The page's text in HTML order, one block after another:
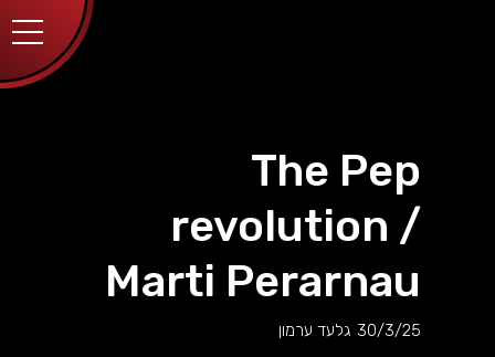
The Pep
revolution /
Marti Perarnau
30/3/25 גלעד ערמון